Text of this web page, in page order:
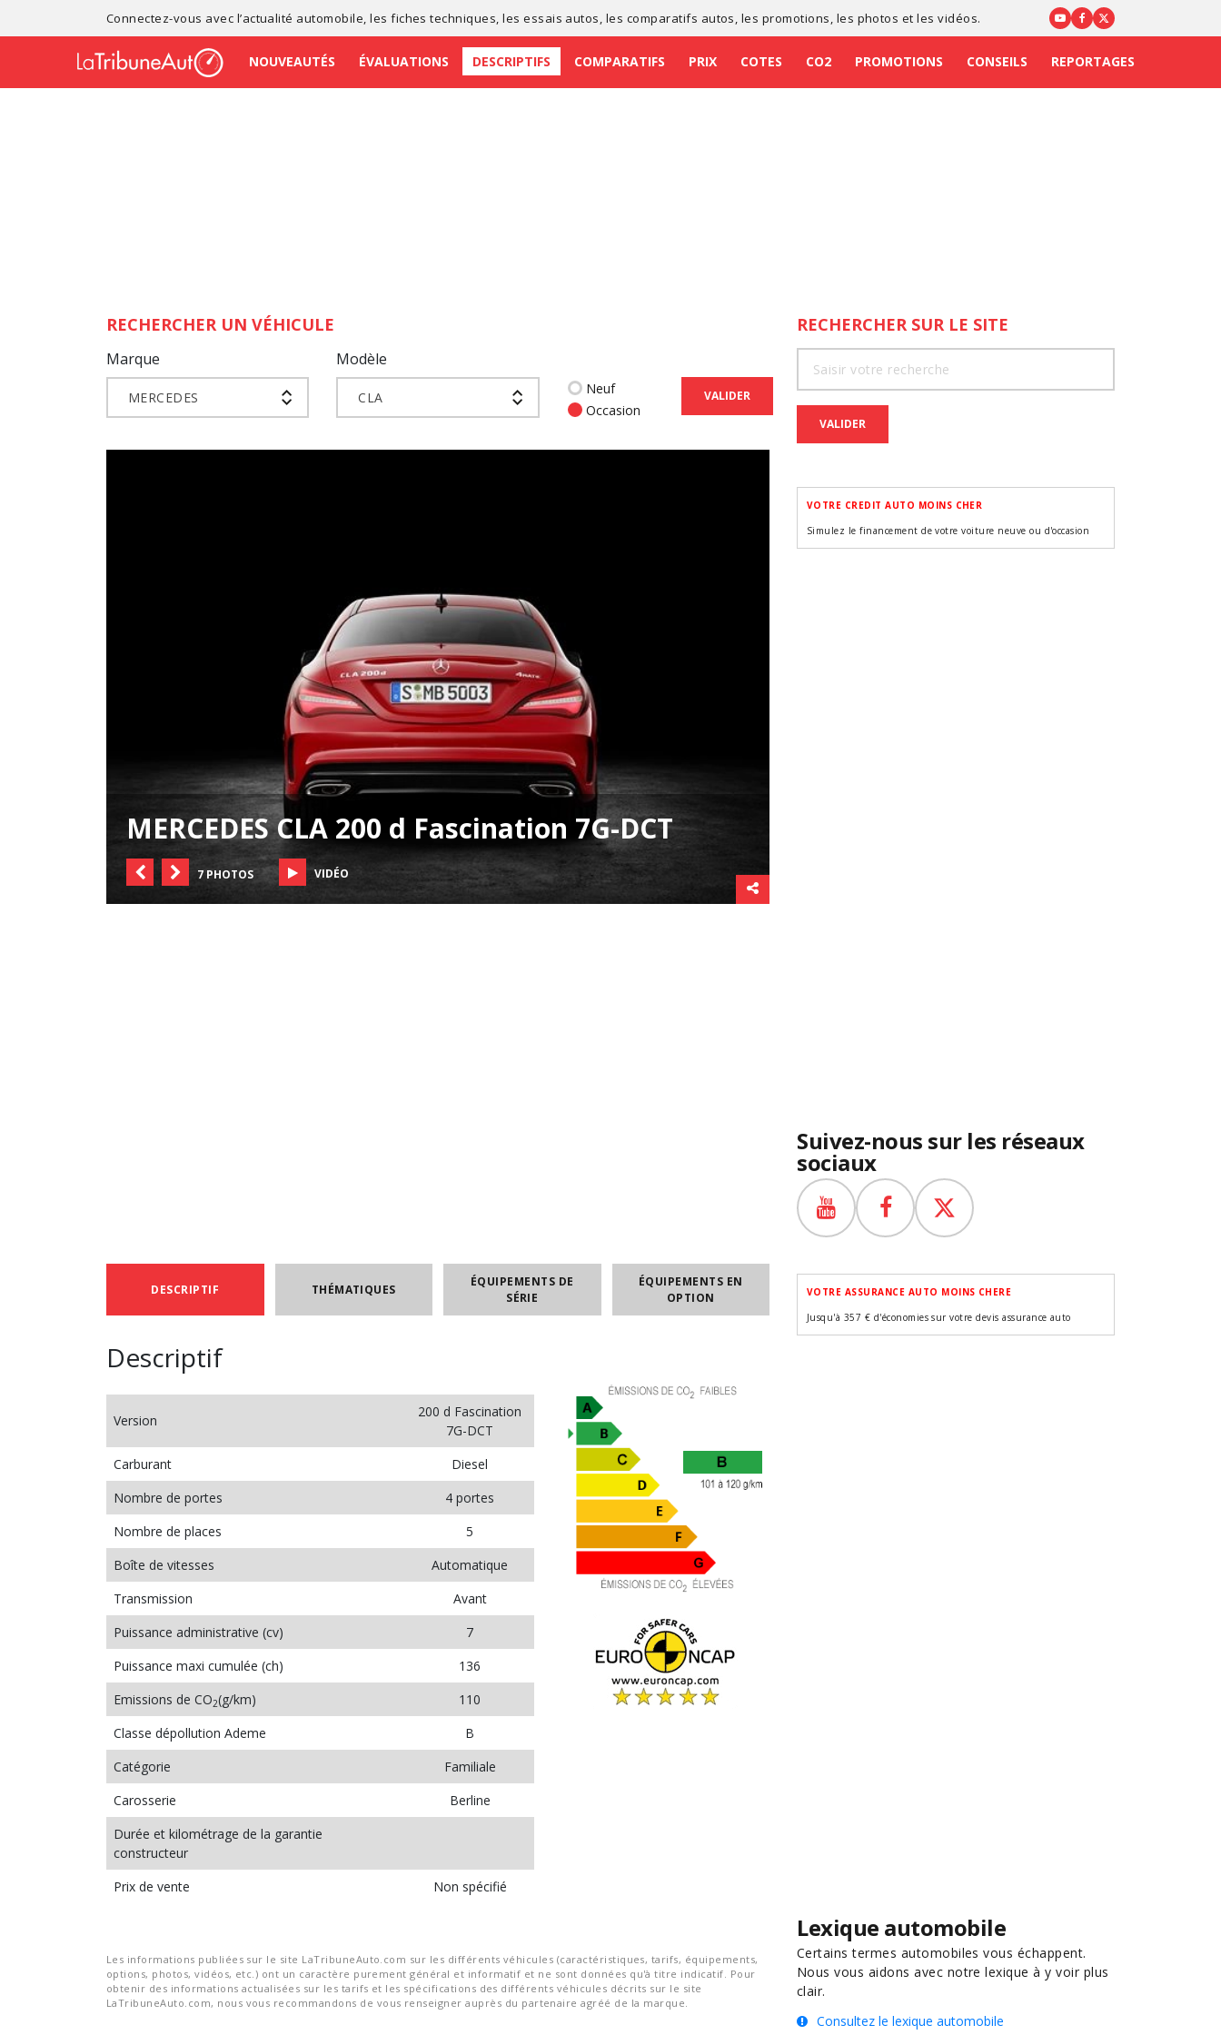
Connectez-vous avec l’actualité automobile , lesfiches techniques , lesessais autos , les comparatifs autos , les promotions , les photos et les vidéos.
NOUVEAUTÉS ÉVALUATIONS DESCRIPTIFS COMPARATIFS PRIX COTES CO2 PROMOTIONS CONSEILS REPORTAGES
RECHERCHER UN VÉHICULE
Marque
MERCEDES
Modèle
CLA
Neuf
Occasion
VALIDER
MERCEDES CLA 200 d Fascination 7G-DCT
7 PHOTOS VIDÉO
DESCRIPTIF THÉMATIQUES
ÉQUIPEMENTS DE
SÉRIE
ÉQUIPEMENTS EN
OPTION
Descriptif
Version
200 d Fascination
7G-DCT
Carburant
Diesel
Nombre de portes
4 portes
Nombre de places
5
Boîte de vitesses
Automatique
Transmission
Avant
Puissance administrative (cv)
7
Puissance maxi cumulée (ch)
136
Emissions de CO2(g/km)
110
Classe dépollution Ademe
B
Catégorie
Familiale
Carosserie
Berline
Durée et kilométrage de la garantie
constructeur
Prix de vente
Non spécifié
Les informations publiées sur le site LaTribuneAuto.com sur les différents véhicules (caractéristiques, tarifs, équipements,
options, photos, vidéos, etc.) ont un caractère purement général et informatif et ne sont données qu'à titre indicatif. Pour
obtenir des informations actualisées sur les tarifs et les spécifications des différents véhicules décrits sur le site
LaTribuneAuto.com, nous vous recommandons de vous renseigner auprès du partenaire agréé de la marque.
RECHERCHER SUR LE SITE
VALIDER
VOTRE CREDIT AUTO MOINS CHER
Simulez le financement de votre voiture neuve ou d'occasion
Suivez-nous sur les réseaux
sociaux
VOTRE ASSURANCE AUTO MOINS CHERE
Jusqu'à 357 € d'économies sur votre devis assurance auto
Lexique automobile
Certains termes automobiles vous échappent.
Nous vous aidons avec notre lexique à y voir plus
clair.
Consultez le lexique automobile